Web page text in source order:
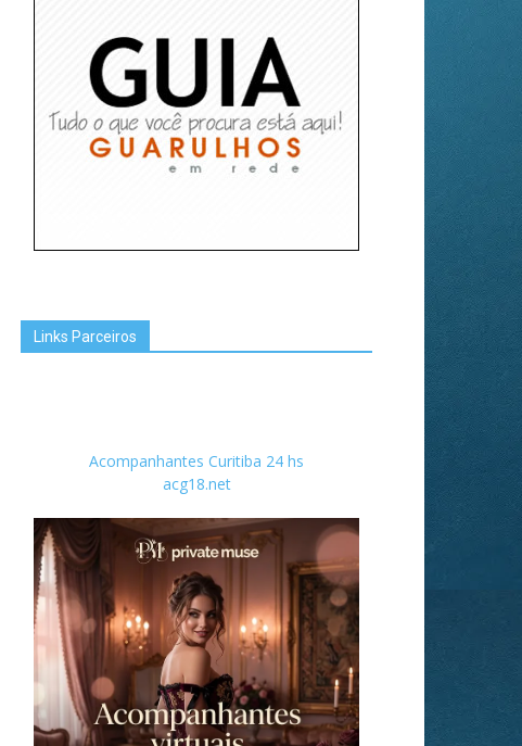
Links Parceiros
Acompanhantes Curitiba 24 hs
acg18.net